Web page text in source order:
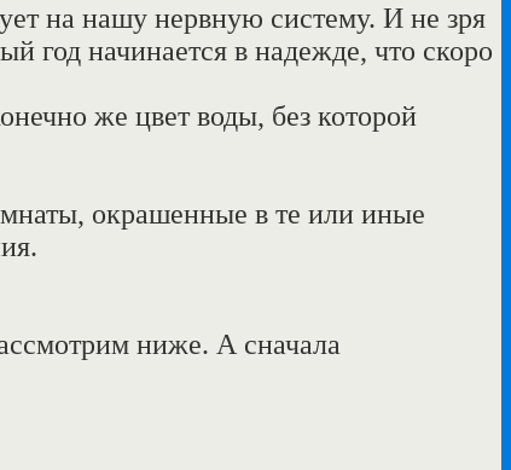
на нашу нервную систему. И не зря
год начинается в надежде, что скоро
же цвет воды, без которой
окрашенные в те или иные
ниже. А сначала